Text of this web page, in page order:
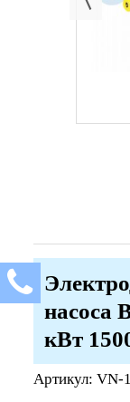
насоса
кВт
Артикул: VN-